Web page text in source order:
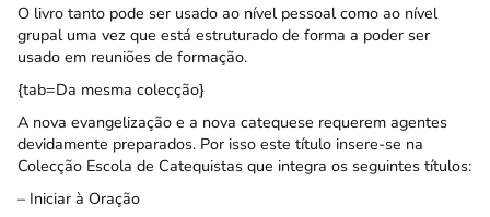
O livro tanto pode ser usado ao nível pessoal como ao nível
grupal uma vez que está estruturado de forma a poder ser
usado em reuniões de formação.
{tab=Da mesma colecção}
A nova evangelização e a nova catequese requerem agentes
devidamente preparados. Por isso este título insere-se na
Colecção Escola de Catequistas que integra os seguintes títulos:
– Iniciar à Oração